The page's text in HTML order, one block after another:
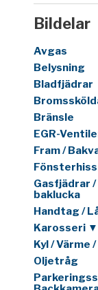
Bildelar
Avgas
Belysning
Bladfjädrar
Bränsle
EGR-
Fram /
Gasfjädrar
baklucka
Handtag /
Karosseri ▼
Kyl / Värme
Oljetråg